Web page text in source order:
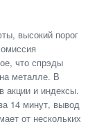
высокий порог
что спрэды
металле. В
акции и индексы.
14 минут, вывод
от нескольких